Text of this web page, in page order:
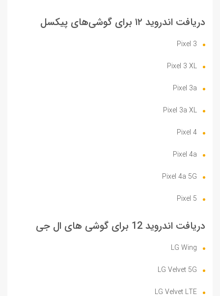
دریافت اندروید ۱۲ برای گوشی‌های پیکسل
Pixel 3
Pixel 3 XL
Pixel 3a
Pixel 3a XL
Pixel 4
Pixel 4a
Pixel 4a 5G
Pixel 5
دریافت اندروید 12 برای گوشی های ال جی
LG Wing
LG Velvet 5G
LG Velvet LTE